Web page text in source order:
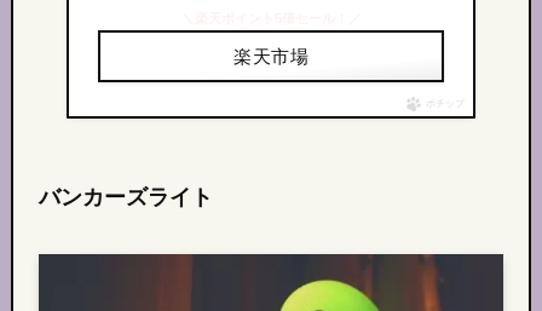
楽天市場
ポチップ
バンカーズライト